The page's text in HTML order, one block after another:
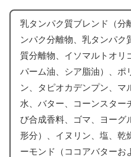
乳タンパク質ブレンド（分
ンパク分離物、乳タンパク
質分離物、イソマルトオリ
パーム油、シア脂油）、ポ
ン、タピオカデンプン、マ
水、バター、コーンスター
び合成香料、ゴマ、ヨーグ
形分）、イヌリン、塩、乾
ーモンド（ココアバターお